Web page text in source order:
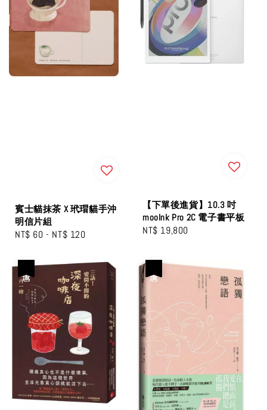
賓士貓抹茶 X 玳瑁貓手沖
明信片組
Regular
NT$ 60 - NT$ 120
【下單後進貨】10.3 吋
mooInk Pro 2C 電子書平板
Regular
NT$ 19,800